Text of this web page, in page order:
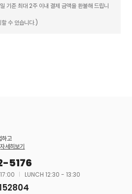
기준 최대 2주 이내 결제 금액을 환불해 드립니
수 있습니다.)
하고
자세히보기
5176
LUNCH 12:30 - 13:30